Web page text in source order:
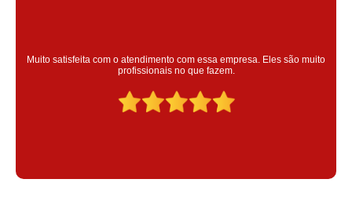
Super satisfeita com o serviço prestado, atendimento muito bom!
colaoradores educado e transparente, destaque para o colaborador
Claudinei excelente profissional!